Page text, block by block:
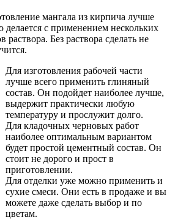
мангала из кирпича лучше
делается с применением нескольких
раствора. Без раствора сделать не
Для изготовления рабочей части
лучше всего применить глиняный
состав. Он подойдет наиболее лучше,
выдержит практически любую
температуру и прослужит долго.
Для кладочных черновых работ
наиболее оптимальным вариантом
будет простой цементный состав. Он
стоит не дорого и прост в
приготовлении.
Для отделки уже можно применить и
сухие смеси. Они есть в продаже и вы
можете даже сделать выбор и по
цветам.